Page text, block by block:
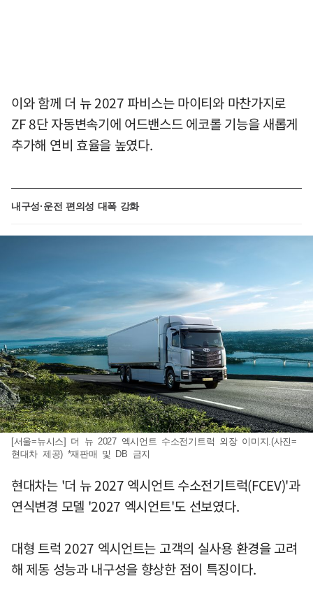
이와 함께 더 뉴 2027 파비스는 마이티와 마찬가지로
ZF 8단 자동변속기에 어드밴스드 에코롤 기능을 새롭게
추가해 연비 효율을 높였다.
내구성·운전 편의성 대폭 강화
[서울=뉴시스] 더 뉴 2027 엑시언트 수소전기트럭 외장 이미지.(사진=
현대차 제공) *재판매 및 DB 금지
현대차는 '더 뉴 2027 엑시언트 수소전기트럭(FCEV)'과
연식변경 모델 '2027 엑시언트'도 선보였다.
대형 트럭 2027 엑시언트는 고객의 실사용 환경을 고려
해 제동 성능과 내구성을 향상한 점이 특징이다.